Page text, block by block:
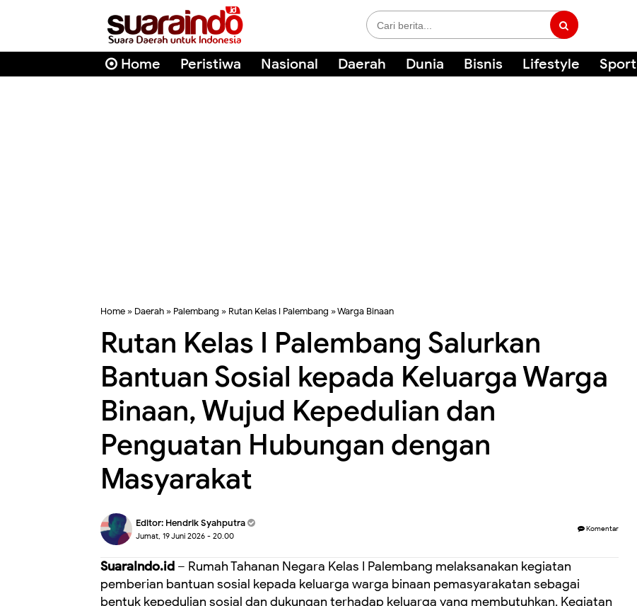
Home Peristiwa Nasional Daerah Dunia Bisnis Lifestyle Sport
Home » Daerah » Palembang » Rutan Kelas I Palembang »Warga Binaan
Rutan Kelas I Palembang Salurkan
Bantuan Sosial kepada Keluarga Warga
Binaan, Wujud Kepedulian dan
Penguatan Hubungan dengan
Masyarakat
Editor: Hendrik Syahputra
Jumat, 19 Juni 2026 - 20.00
Komentar
SuaraIndo.id – Rumah Tahanan Negara Kelas I Palembang melaksanakan kegiatan
pemberian bantuan sosial kepada keluarga warga binaan pemasyarakatan sebagai
bentuk kepedulian sosial dan dukungan terhadap keluarga yang membutuhkan. Kegiatan